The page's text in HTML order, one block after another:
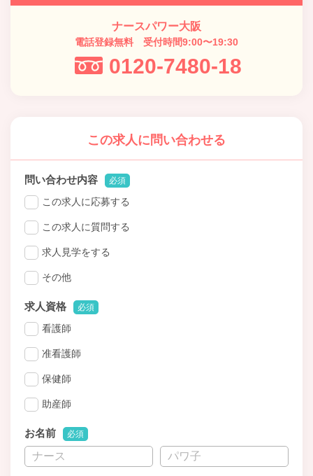
ナースパワー大阪
電話登録無料 受付時間9:00〜19:30
0120-7480-18
この求人に問い合わせる
問い合わせ内容 必須
この求人に応募する
この求人に質問する
求人見学をする
その他
求人資格 必須
看護師
准看護師
保健師
助産師
お名前 必須